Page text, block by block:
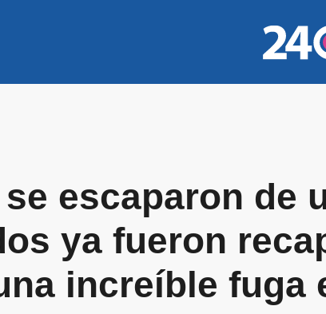
escaparon de
ya fueron
increíble fuga